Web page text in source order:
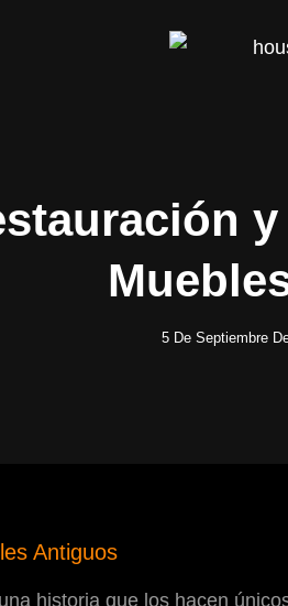
5 De Septiembre
Antiguos
historia que los hacen